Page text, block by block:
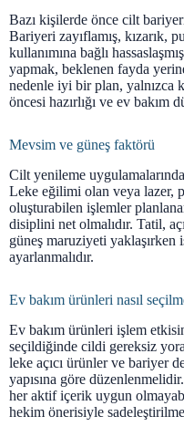
Bazı kişilerde önce cilt
Bariyeri zayıflamış, kızarık,
kullanımına bağlı
yapmak, beklenen fayda
nedenle iyi bir plan, yalnızca
öncesi hazırlığı ve ev bakım
Mevsim ve güneş faktörü
Cilt yenileme
Leke eğilimi olan veya lazer,
oluşturabilen işlemler
disiplini net olmalıdır. Tatil,
güneş maruziyeti yaklaşırken
ayarlanmalıdır.
Ev bakım ürünleri nasıl
Ev bakım ürünleri işlem
seçildiğinde cildi gereksiz
leke açıcı ürünler ve bariyer
yapısına göre
her aktif içerik uygun
hekim önerisiyle